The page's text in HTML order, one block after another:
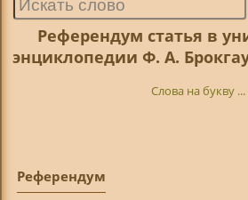
Референдум статья в
энциклопедии Ф. А.
Слова на букву ...
Референдум